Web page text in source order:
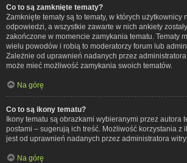
Co to są zamknięte tematy?
Zamknięte tematy są to tematy, w których użytkownicy
odpowiedzi, a wszystkie zawarte w nich ankiety
zakończone w momencie zamykania tematu. Tematy
wielu powodów i robią to moderatorzy forum lub
Zależnie od uprawnień nadanych przez
może mieć możliwość zamykania swoich tematów.
Na górę
Co to są ikony tematu?
Ikony tematu są obrazkami wybieranymi przez autora
postami – sugerują ich treść. Możliwość korzystania z
jest od uprawnień nadanych przez administratora
Na górę